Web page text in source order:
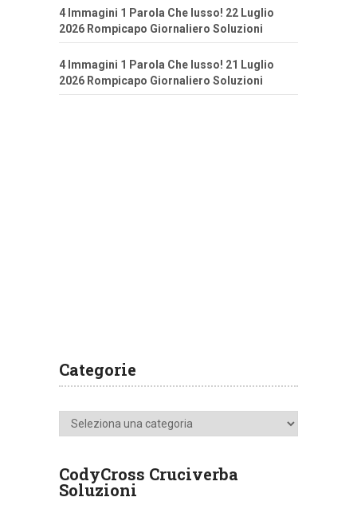
4 Immagini 1 Parola Che lusso! 22 Luglio
2026 Rompicapo Giornaliero Soluzioni
4 Immagini 1 Parola Che lusso! 21 Luglio
2026 Rompicapo Giornaliero Soluzioni
Categorie
Categorie
CodyCross Cruciverba
Soluzioni